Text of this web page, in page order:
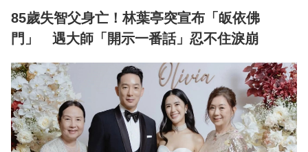
85歲失智父身亡！林葉亭突宣布「皈依佛
門」 遇大師「開示一番話」忍不住淚崩